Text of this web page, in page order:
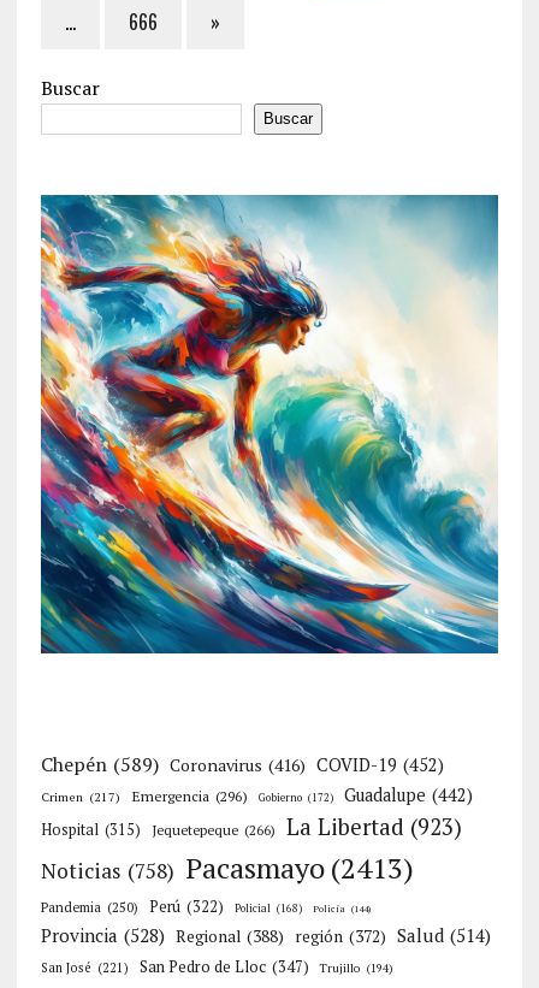
…
666 »
Buscar
Buscar
Chepén (589) Coronavirus (416) COVID-19 (452)
Crimen (217) Emergencia (296) Gobierno (172) Guadalupe (442)
Hospital (315) Jequetepeque (266) La Libertad (923)
Noticias (758) Pacasmayo (2413)
Pandemia (250) Perú (322) Policial (168) Policía (144)
Provincia (528) Regional (388) región (372) Salud (514)
San José (221) San Pedro de Lloc (347) Trujillo (194)